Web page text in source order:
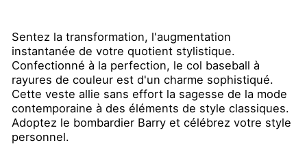
Sentez la transformation, l'augmentation
instantanée de votre quotient stylistique.
Confectionné à la perfection, le col baseball à
rayures de couleur est d'un charme sophistiqué.
Cette veste allie sans effort la sagesse de la mode
contemporaine à des éléments de style classiques.
Adoptez le bombardier Barry et célébrez votre style
personnel.